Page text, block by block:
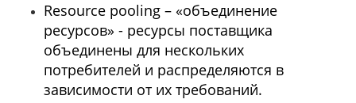
Resource pooling – «объединение
ресурсов» - ресурсы поставщика
объединены для нескольких
потребителей и распределяются в
зависимости от их требований.